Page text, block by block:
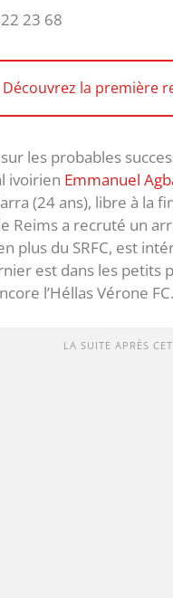
la première
les probables
ivoirien Emmanuel
(24 ans), libre à la
Reims a recruté un
plus du SRFC, est
est dans les petits
l’Héllas Vérone FC.
LA SUITE APRÈS